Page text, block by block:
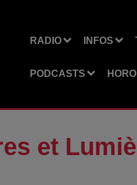
RADIO INFOS
PODCASTS
et